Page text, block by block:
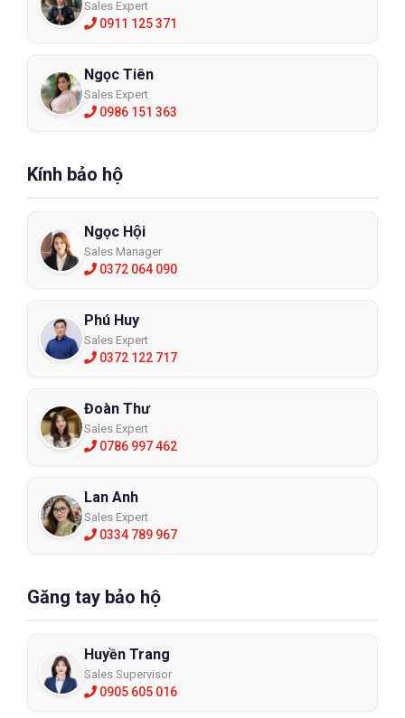
Sales Expert
0911 125 371
Ngọc Tiên
Sales Expert
0986 151 363
Kính bảo hộ
Ngọc Hội
Sales Manager
0372 064 090
Phú Huy
Sales Expert
0372 122 717
Đoàn Thư
Sales Expert
0786 997 462
Lan Anh
Sales Expert
0334 789 967
Găng tay bảo hộ
Huyền Trang
Sales Supervisor
0905 605 016